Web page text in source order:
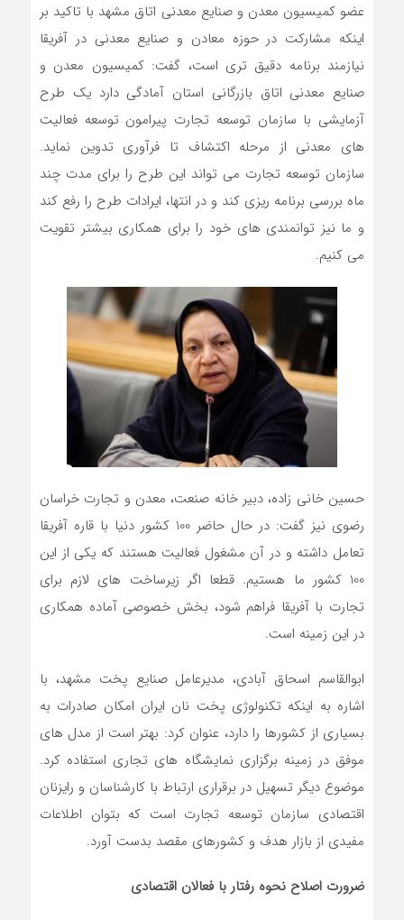
عضو کمیسیون معدن و صنایع معدنی اتاق مشهد با تاکید بر
اینکه مشارکت در حوزه معادن و صنایع معدنی در آفریقا
نیازمند برنامه دقیق تری است، گفت: کمیسیون معدن و
صنایع معدنی اتاق بازرگانی استان آمادگی دارد یک طرح
آزمایشی با سازمان توسعه تجارت پیرامون توسعه فعالیت
های معدنی از مرحله اکتشاف تا فرآوری تدوین نماید.
سازمان توسعه تجارت می تواند این طرح را برای مدت چند
ماه بررسی برنامه ریزی کند و در انتها، ایرادات طرح را رفع کند
و ما نیز توانمندی های خود را برای همکاری بیشتر تقویت
می کنیم.
حسین خانی زاده، دبیر خانه صنعت، معدن و تجارت خراسان
رضوی نیز گفت: در حال حاضر 100 کشور دنیا با قاره آفریقا
تعامل داشته و در آن مشغول فعالیت هستند که یکی از این
100 کشور ما هستیم. قطعا اگر زیرساخت های لازم برای
تجارت با آفریقا فراهم شود، بخش خصوصی آماده همکاری
در این زمینه است.
ابوالقاسم اسحاق آبادی، مدیرعامل صنایع پخت مشهد، با
اشاره به اینکه تکنولوژی پخت نان ایران امکان صادرات به
بسیاری از کشورها را دارد، عنوان کرد: بهتر است از مدل های
موفق در زمینه برگزاری نمایشگاه های تجاری استفاده کرد.
موضوع دیگر تسهیل در برقراری ارتباط با کارشناسان و رایزنان
اقتصادی سازمان توسعه تجارت است که بتوان اطلاعات
مفیدی از بازار هدف و کشورهای مقصد بدست آورد.
ضرورت اصلاح نحوه رفتار با فعالان اقتصادی